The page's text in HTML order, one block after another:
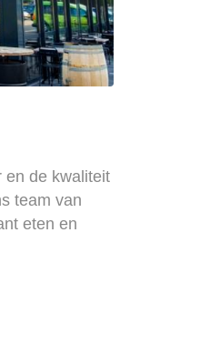
en de kwaliteit
team van
eten en